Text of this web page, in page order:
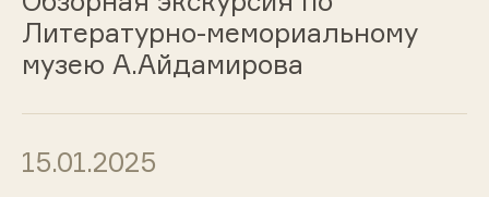
Литературно-мемориальному
музею А.Айдамирова
15.01.2025